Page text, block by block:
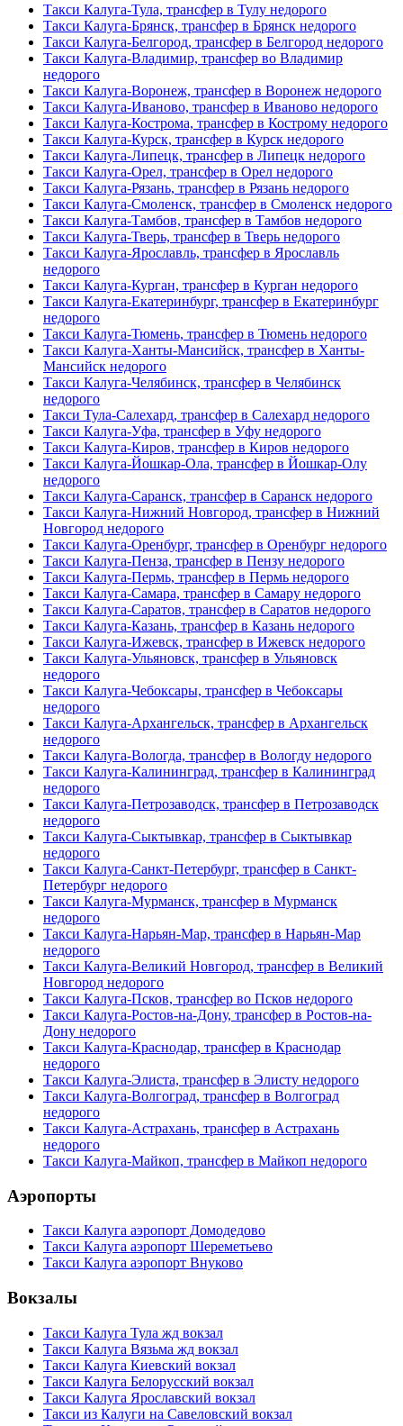
Такси Калуга-Тула, трансфер в Тулу недорого
Такси Калуга-Брянск, трансфер в Брянск недорого
Такси Калуга-Белгород, трансфер в Белгород недорого
Такси Калуга-Владимир, трансфер во Владимир
недорого
Такси Калуга-Воронеж, трансфер в Воронеж недорого
Такси Калуга-Иваново, трансфер в Иваново недорого
Такси Калуга-Кострома, трансфер в Кострому недорого
Такси Калуга-Курск, трансфер в Курск недорого
Такси Калуга-Липецк, трансфер в Липецк недорого
Такси Калуга-Орел, трансфер в Орел недорого
Такси Калуга-Рязань, трансфер в Рязань недорого
Такси Калуга-Смоленск, трансфер в Смоленск недорого
Такси Калуга-Тамбов, трансфер в Тамбов недорого
Такси Калуга-Тверь, трансфер в Тверь недорого
Такси Калуга-Ярославль, трансфер в Ярославль
недорого
Такси Калуга-Курган, трансфер в Курган недорого
Такси Калуга-Екатеринбург, трансфер в Екатеринбург
недорого
Такси Калуга-Тюмень, трансфер в Тюмень недорого
Такси Калуга-Ханты-Мансийск, трансфер в Ханты-
Мансийск недорого
Такси Калуга-Челябинск, трансфер в Челябинск
недорого
Такси Тула-Салехард, трансфер в Салехард недорого
Такси Калуга-Уфа, трансфер в Уфу недорого
Такси Калуга-Киров, трансфер в Киров недорого
Такси Калуга-Йошкар-Ола, трансфер в Йошкар-Олу
недорого
Такси Калуга-Саранск, трансфер в Саранск недорого
Такси Калуга-Нижний Новгород, трансфер в Нижний
Новгород недорого
Такси Калуга-Оренбург, трансфер в Оренбург недорого
Такси Калуга-Пенза, трансфер в Пензу недорого
Такси Калуга-Пермь, трансфер в Пермь недорого
Такси Калуга-Самара, трансфер в Самару недорого
Такси Калуга-Саратов, трансфер в Саратов недорого
Такси Калуга-Казань, трансфер в Казань недорого
Такси Калуга-Ижевск, трансфер в Ижевск недорого
Такси Калуга-Ульяновск, трансфер в Ульяновск
недорого
Такси Калуга-Чебоксары, трансфер в Чебоксары
недорого
Такси Калуга-Архангельск, трансфер в Архангельск
недорого
Такси Калуга-Вологда, трансфер в Вологду недорого
Такси Калуга-Калининград, трансфер в Калининград
недорого
Такси Калуга-Петрозаводск, трансфер в Петрозаводск
недорого
Такси Калуга-Сыктывкар, трансфер в Сыктывкар
недорого
Такси Калуга-Санкт-Петербург, трансфер в Санкт-
Петербург недорого
Такси Калуга-Мурманск, трансфер в Мурманск
недорого
Такси Калуга-Нарьян-Мар, трансфер в Нарьян-Мар
недорого
Такси Калуга-Великий Новгород, трансфер в Великий
Новгород недорого
Такси Калуга-Псков, трансфер во Псков недорого
Такси Калуга-Ростов-на-Дону, трансфер в Ростов-на-
Дону недорого
Такси Калуга-Краснодар, трансфер в Краснодар
недорого
Такси Калуга-Элиста, трансфер в Элисту недорого
Такси Калуга-Волгоград, трансфер в Волгоград
недорого
Такси Калуга-Астрахань, трансфер в Астрахань
недорого
Такси Калуга-Майкоп, трансфер в Майкоп недорого
Аэропорты
Такси Калуга аэропорт Домодедово
Такси Калуга аэропорт Шереметьево
Такси Калуга аэропорт Внуково
Вокзалы
Такси Калуга Тула жд вокзал
Такси Калуга Вязьма жд вокзал
Такси Калуга Киевский вокзал
Такси Калуга Белорусский вокзал
Такси Калуга Ярославский вокзал
Такси из Калуги на Савеловский вокзал